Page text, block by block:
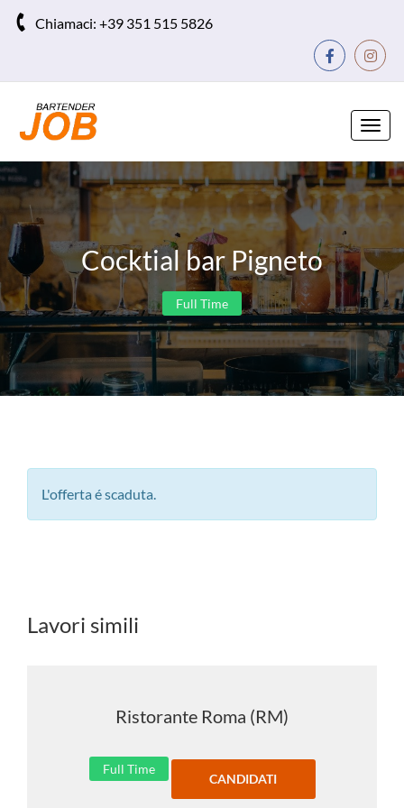
Chiamaci: +39 351 515 5826
Cocktial bar Pigneto
Full Time
L'offerta é scaduta.
Lavori simili
Ristorante Roma (RM)
Full Time
CANDIDATI